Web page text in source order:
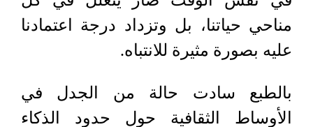
مناحي حياتنا، بل وتزداد درجة اعتمادنا
عليه بصورة مثيرة للانتباه.
بالطبع سادت حالة من الجدل في
الأوساط الثقافية حول حدود الذكاء